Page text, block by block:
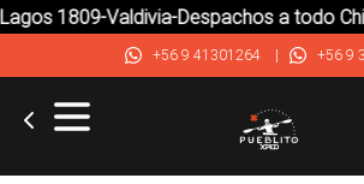
1809-Valdivia-Despachos a todo Chile
+56 9 41301264| +56 9